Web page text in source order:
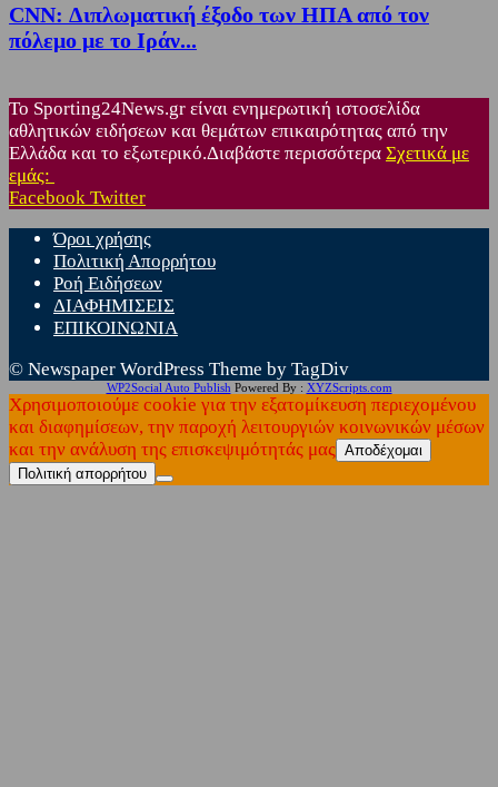
CNN: Διπλωματική έξοδο των ΗΠΑ από τον
πόλεμο με το Ιράν...
Το Sporting24News.gr είναι ενημερωτική ιστοσελίδα
αθλητικών ειδήσεων και θεμάτων επικαιρότητας από την
Ελλάδα και το εξωτερικό.Διαβάστε περισσότερα Σχετικά με
εμάς:
Facebook Twitter
Όροι χρήσης
Πολιτική Απορρήτου
Ροή Ειδήσεων
ΔΙΑΦΗΜΙΣΕΙΣ
ΕΠΙΚΟΙΝΩΝΙΑ
© Newspaper WordPress Theme by TagDiv
WP2Social Auto Publish Powered By : XYZScripts.com
Χρησιμοποιούμε cookie για την εξατομίκευση περιεχομένου
και διαφημίσεων, την παροχή λειτουργιών κοινωνικών μέσων
και την ανάλυση της επισκεψιμότητάς μας Αποδέχομαι
Πολιτική απορρήτου